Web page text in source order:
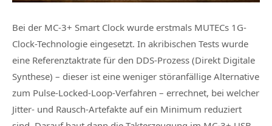
Bei der MC-3+ Smart Clock wurde erstmals MUTECs 1G-
Clock-Technologie eingesetzt. In akribischen Tests wurde
eine Referenztaktrate für den DDS-Prozess (Direkt Digitale
Synthese) – dieser ist eine weniger störanfällige Alternative
zum Pulse-Locked-Loop-Verfahren – errechnet, bei welcher
Jitter- und Rausch-Artefakte auf ein Minimum reduziert